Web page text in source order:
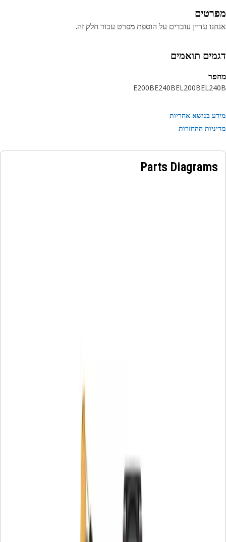
עדיין עובדים על הוספת מפרט עבור חלק זה.
תואמים
EL200B
E240B
E200B
בנושא אחריות
ההחזרות
Parts Diagrams